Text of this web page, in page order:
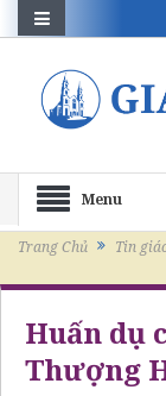
Menu
Trang Chủ Tin
Huấn dụ
Thượng